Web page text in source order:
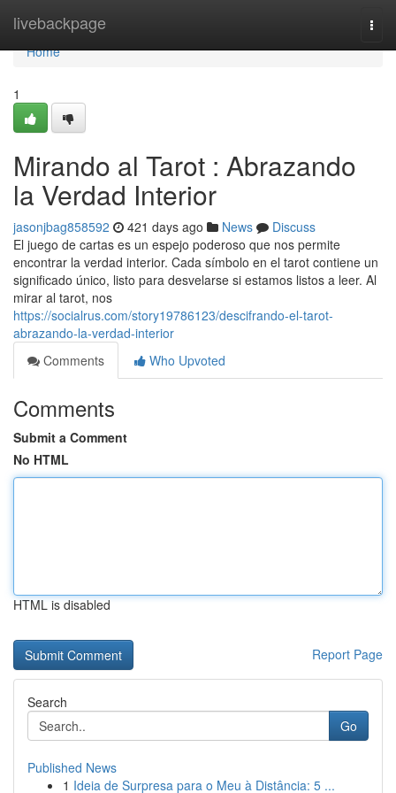
livebackpage
Home
Home
1
Mirando al Tarot : Abrazando
la Verdad Interior
jasonjbag858592 421 days ago News
Discuss
El juego de cartas es un espejo poderoso que nos permite
encontrar la verdad interior. Cada símbolo en el tarot contiene un
significado único, listo para desvelarse si estamos listos a leer. Al
mirar al tarot, nos
https://socialrus.com/story19786123/descifrando-el-tarot-
abrazando-la-verdad-interior
Comments
Who Upvoted
Comments
Submit a Comment
No HTML
HTML is disabled
Report Page
Search
Go
Published News
1 Ideia de Surpresa para o Meu à Distância: 5 ...